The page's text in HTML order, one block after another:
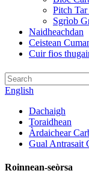
Pitch
Sgrìob
Naidheachdan
Ceistean
Cuir fios
English
Dachaigh
Toraidhean
Àrdaichear
Gual Antrasait
Roinnean-seòrsa